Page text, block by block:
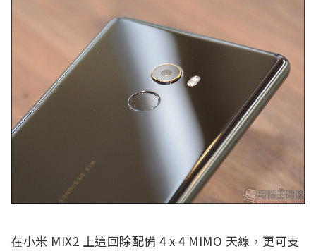
在小米 MIX2 上這回除配備 4 x 4 MIMO 天線，更可支